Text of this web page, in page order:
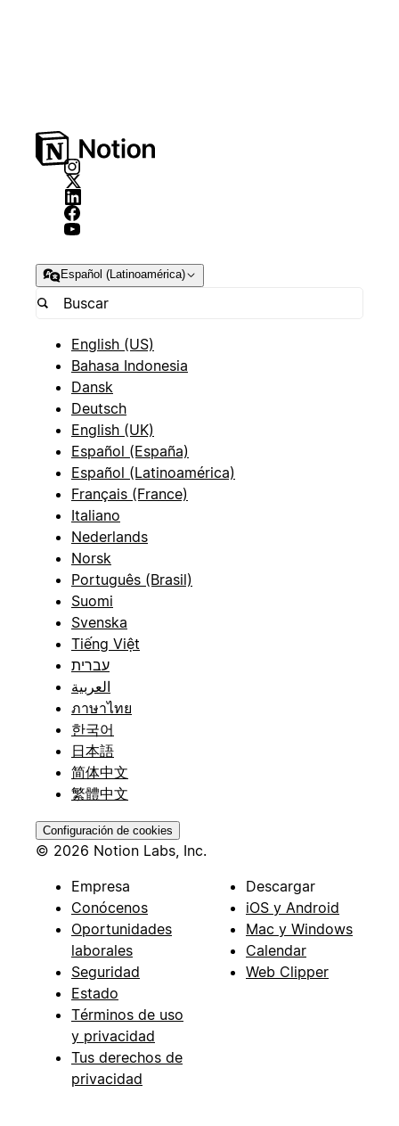
Español (Latinoamérica)
English (US)
Bahasa Indonesia
Dansk
Deutsch
English (UK)
Español (España)
Español (Latinoamérica)
Français (France)
Italiano
Nederlands
Norsk
Português (Brasil)
Suomi
Svenska
Tiếng Việt
עברית
العربية
ภาษาไทย
한국어
日本語
简体中文
繁體中文
Configuración de cookies
© 2026 Notion Labs, Inc.
Empresa
Conócenos
Oportunidades
laborales
Seguridad
Estado
Términos de uso
y privacidad
Tus derechos de
privacidad
Descargar
iOS y Android
Mac y Windows
Calendar
Web Clipper